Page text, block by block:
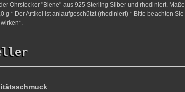
Ohrstecker "Biene" aus 925 Sterling Silber und rhodiniert.
g * Der Artikel ist anlaufgeschützt (rhodiniert) * Bitte beachten